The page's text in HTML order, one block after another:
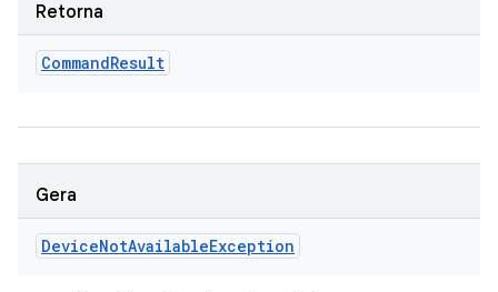
Retorna
CommandResult
Gera
DeviceNotAvailableException